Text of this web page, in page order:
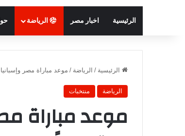
الرئيسية اخبار مصر الرياضة
الرئيسية / الرياضة / موعد مباراة مصر وإسبانيا الودية
الرياضة منتخبات
موعد مباراة